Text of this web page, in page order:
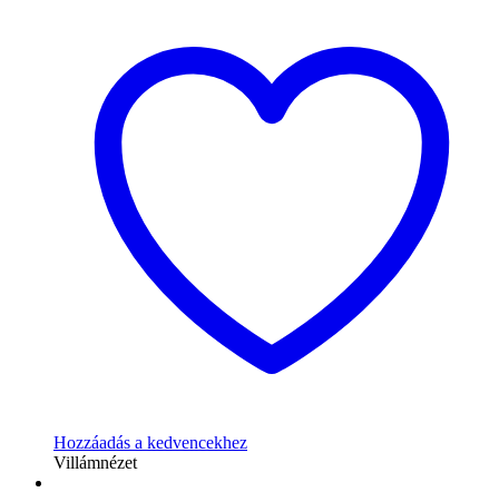
Hozzáadás a kedvencekhez
Villámnézet